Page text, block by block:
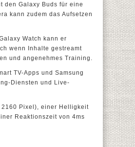
den Galaxy Buds für eine
kann zudem das Aufsetzen
Watch kann er
wenn Inhalte gestreamt
und angenehmes Training.
TV-Apps und Samsung
Diensten und Live-
2160 Pixel), einer Helligkeit
Reaktionszeit von 4ms